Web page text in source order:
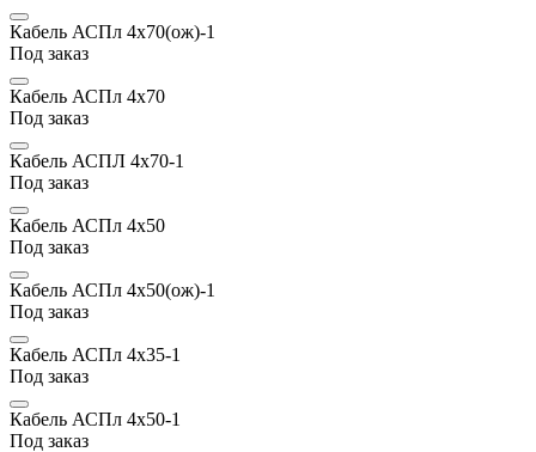
Кабель АСПл 4х70(ож)-1
Под заказ
Кабель АСПл 4х70
Под заказ
Кабель АСПЛ 4х70-1
Под заказ
Кабель АСПл 4х50
Под заказ
Кабель АСПл 4х50(ож)-1
Под заказ
Кабель АСПл 4х35-1
Под заказ
Кабель АСПл 4х50-1
Под заказ